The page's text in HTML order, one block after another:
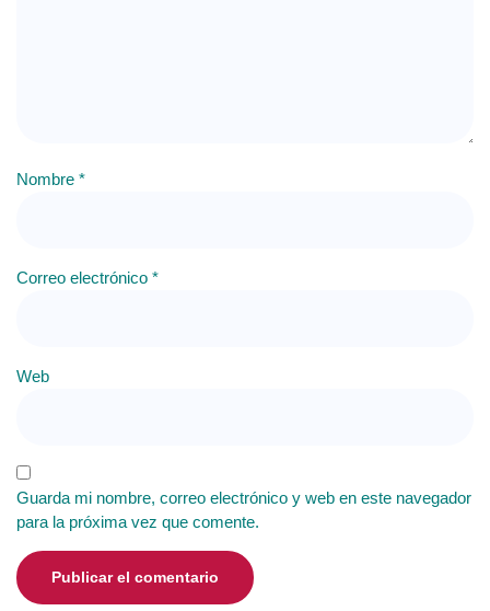
Nombre *
Correo electrónico *
Web
Guarda mi nombre, correo electrónico y web en este navegador
para la próxima vez que comente.